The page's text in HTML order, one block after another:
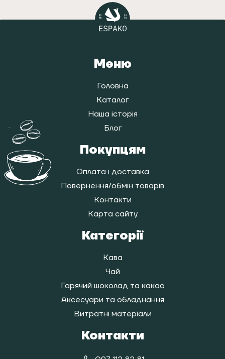
Меню
Головна
Каталог
Наша історія
Блог
Покупцям
Оплата і доставка
Повернення/обмін товарів
Контакти
Карта сайту
Категорії
Кава
Чай
Гарячий шоколад та какао
Аксесуари та обладнання
Витратні матеріали
Контакти